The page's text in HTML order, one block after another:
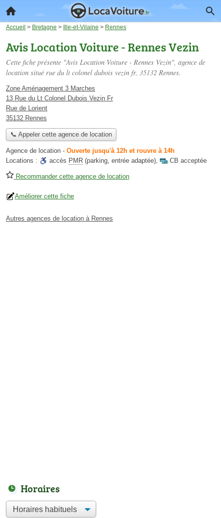
Accueil > Bretagne > Ille-et-Vilaine > Rennes
Avis Location Voiture - Rennes Vezin
Cette fiche présente "Avis Location Voiture - Rennes Vezin", agence de
location situé rue du lt colonel dubois vezin fr, 35132 Rennes.
Zone Aménagement 3 Marches
13 Rue du Lt Colonel Dubois Vezin Fr
Rue de Lorient
35132 Rennes
📞 Appeler cette agence de location
Agence de location - Ouverte jusqu'à 12h et rouvre à 14h
Locations :
accès PMR (parking, entrée adaptée), CB acceptée
Recommander cette agence de location
Améliorer cette fiche
Autres agences de location à Rennes
Horaires